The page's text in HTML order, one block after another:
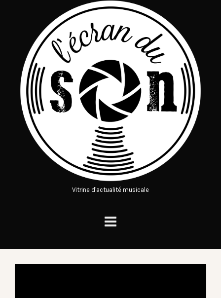
Vitrine d'actualité musicale